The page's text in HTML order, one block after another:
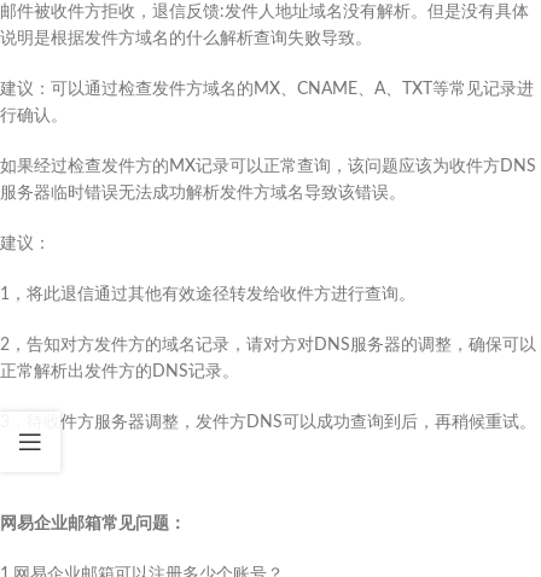
邮件被收件方拒收，退信反馈:发件人地址域名没有解析。但是没有具体
说明是根据发件方域名的什么解析查询失败导致。
建议：可以通过检查发件方域名的MX、CNAME、A、TXT等常见记录进
行确认。
如果经过检查发件方的MX记录可以正常查询，该问题应该为收件方DNS
服务器临时错误无法成功解析发件方域名导致该错误。
建议：
1，将此退信通过其他有效途径转发给收件方进行查询。
2，告知对方发件方的域名记录，请对方对DNS服务器的调整，确保可以
正常解析出发件方的DNS记录。
3，待收件方服务器调整，发件方DNS可以成功查询到后，再稍候重试。
网易企业邮箱常见问题：